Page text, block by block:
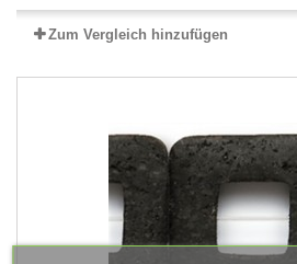
Zum Vergleich hinzufügen